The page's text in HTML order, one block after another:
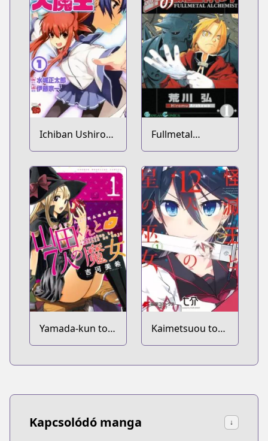
Ichiban Ushiro
no Daimaou
Fullmetal
Alchemist
Yamada-kun to
7-nin no Majo
Kaimetsuou to
12-nin no Hoshi
Kapcsolódó manga ↓